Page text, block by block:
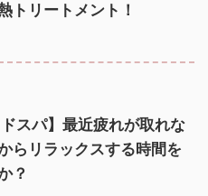
トリートメント！
ドスパ】最近疲れが取れな
らリラックスする時間を
？